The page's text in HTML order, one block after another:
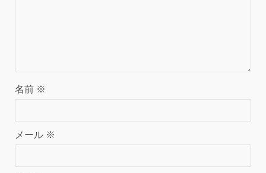
名前 ※
メール ※